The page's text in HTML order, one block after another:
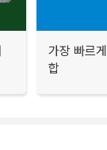
가장 빠르
합